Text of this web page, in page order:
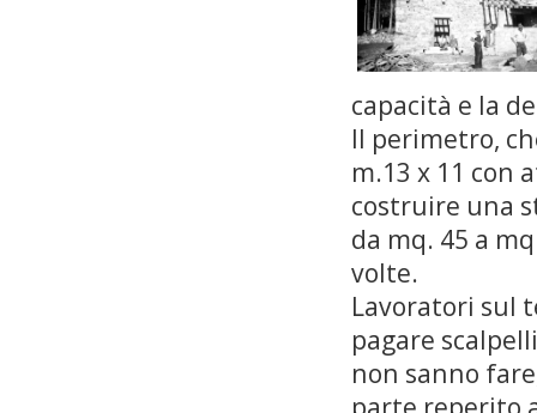
capacità e la
Il perimetro,
m.13 x 11 con
costruire una
da mq. 45 a
volte.
Lavoratori sul
pagare
non sanno